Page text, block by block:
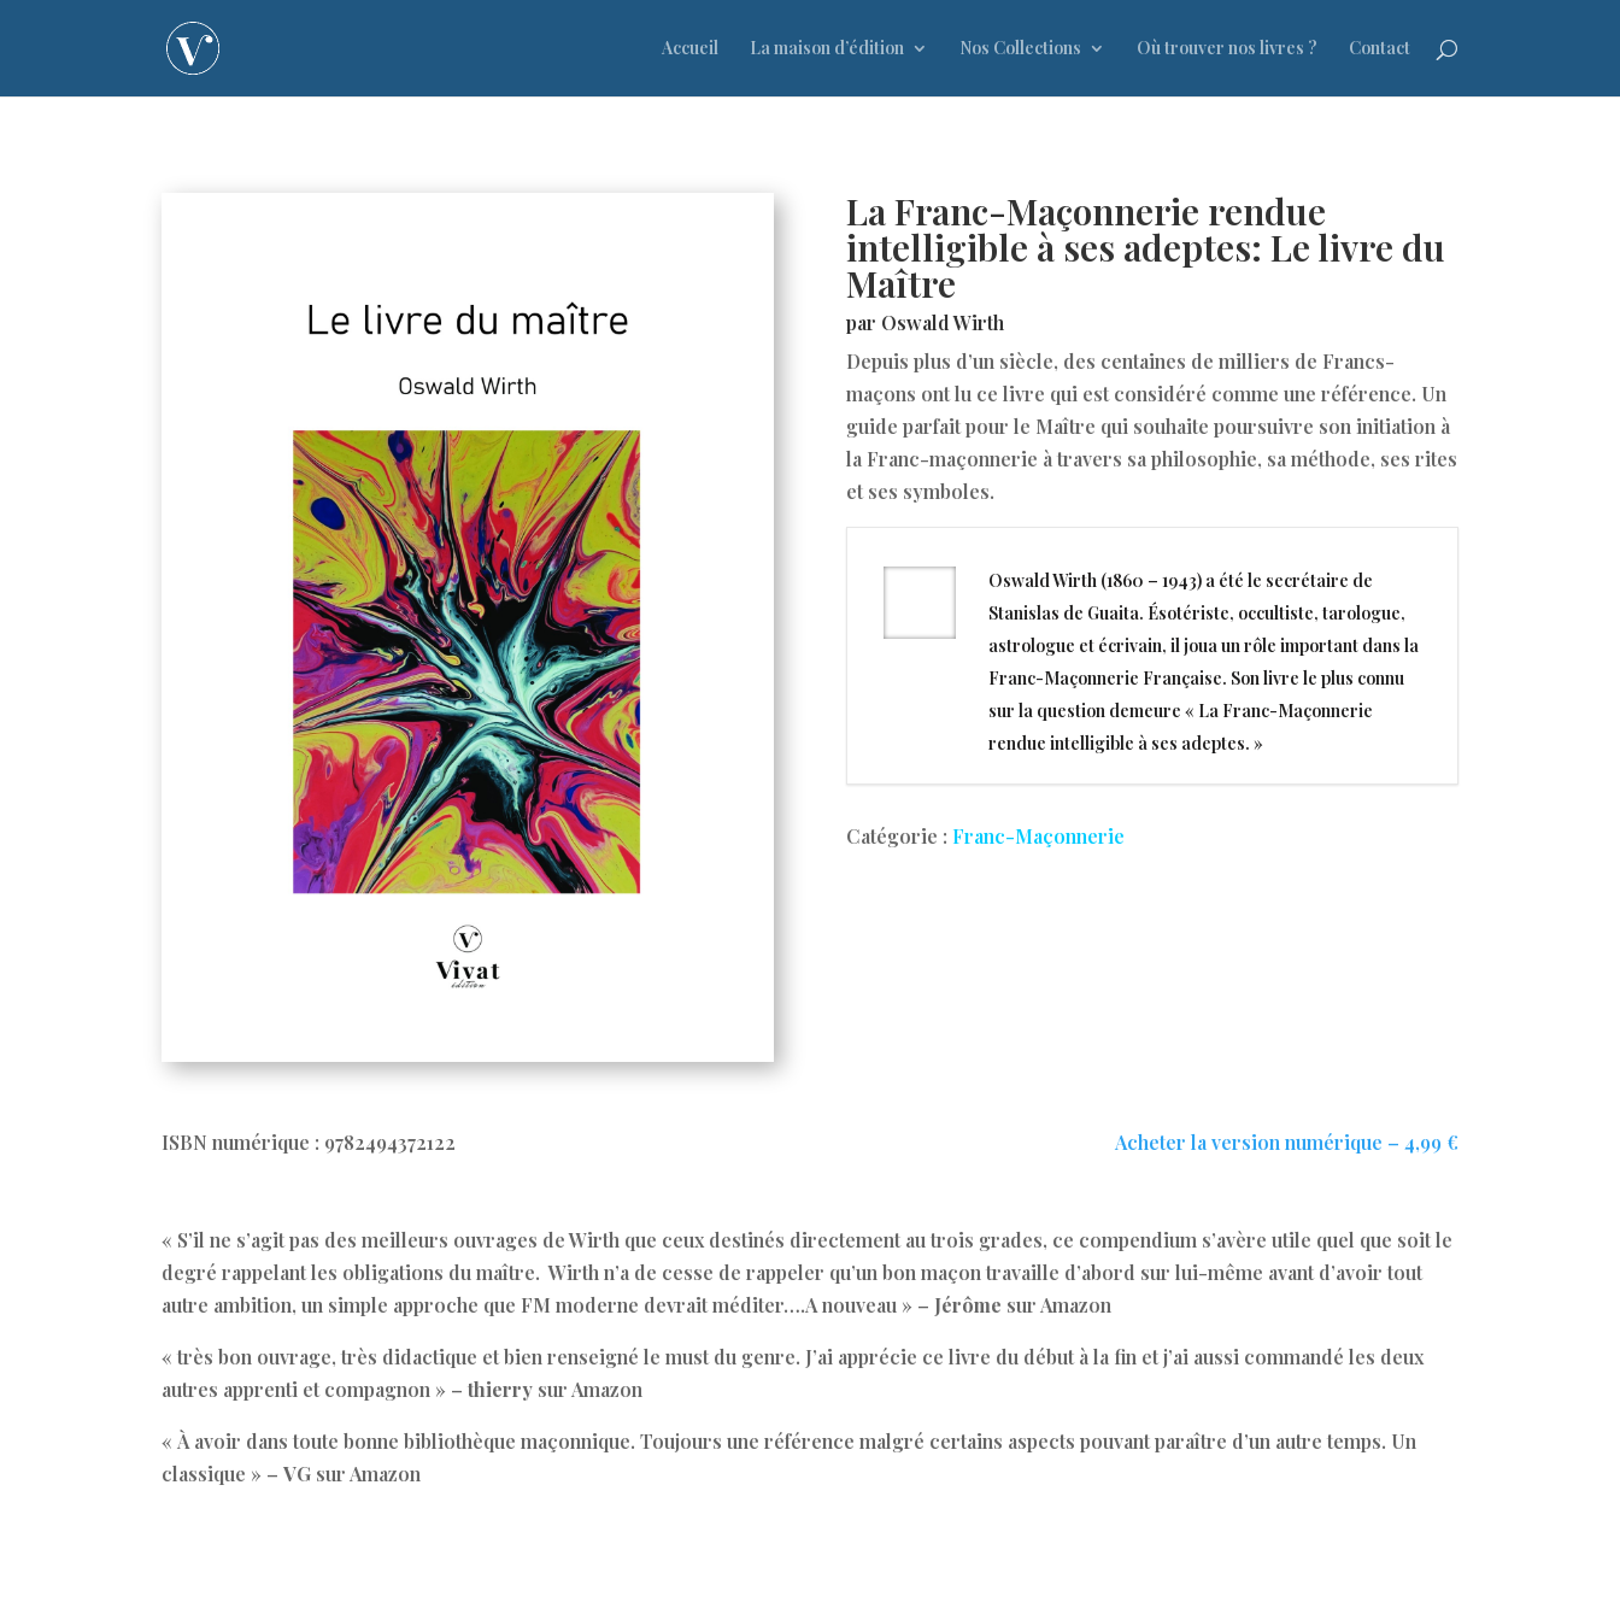
Accueil La maison d’édition Nos Collections Où trouver nos livres ? Contact
La Franc-Maçonnerie rendue
intelligible à ses adeptes: Le livre du
Maître
par Oswald Wirth
Depuis plus d’un siècle, des centaines de milliers de Francs-
maçons ont lu ce livre qui est considéré comme une référence. Un
guide parfait pour le Maître qui souhaite poursuivre son initiation à
la Franc-maçonnerie à travers sa philosophie, sa méthode, ses rites
et ses symboles.
Oswald Wirth (1860 – 1943) a été le secrétaire de
Stanislas de Guaita. Ésotériste, occultiste, tarologue,
astrologue et écrivain, il joua un rôle important dans la
Franc-Maçonnerie Française. Son livre le plus connu
sur la question demeure « La Franc-Maçonnerie
rendue intelligible à ses adeptes. »
Catégorie : Franc-Maçonnerie
ISBN numérique : 9782494372122 Acheter la version numérique – 4,99 €
« S’il ne s’agit pas des meilleurs ouvrages de Wirth que ceux destinés directement au trois grades, ce compendium s’avère utile quel que soit le
degré rappelant les obligations du maître. Wirth n’a de cesse de rappeler qu’un bon maçon travaille d’abord sur lui-même avant d’avoir tout
autre ambition, un simple approche que FM moderne devrait méditer….A nouveau » – Jérôme sur Amazon
« très bon ouvrage, très didactique et bien renseigné le must du genre. J’ai apprécie ce livre du début à la fin et j’ai aussi commandé les deux
autres apprenti et compagnon » – thierry sur Amazon
« À avoir dans toute bonne bibliothèque maçonnique. Toujours une référence malgré certains aspects pouvant paraître d’un autre temps. Un
classique » – VG sur Amazon